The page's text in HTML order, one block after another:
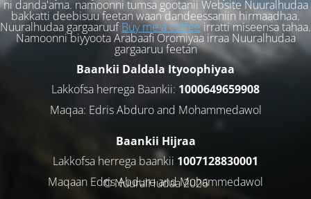
ni danda'ama. namoonni tumsa gootanii Website Nuuralhudaa
bakkatti deebisuu feetan waan dandeessaniin hirmaadhaa.
Nuuralhudaa gargaaruufBuy me a coffeeirratti miseensa tahaa.
Namoonni biyyoota Arabaafi Oromiyaa irraa Nuuralhudaa
gargaaruu feetan
Baankii Daldala Ityoophiyaa
Lakkofsa herrega Baankii: 1000649659908
Maqaa: Edris Abduro and Mohammedawol
Baankii Hijraa
Lakkofsa herrega baankii 1007128830001
Maqaan Edris Abduro and Muhammedawol
© NuuralHudaa 2026